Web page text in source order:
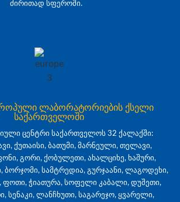
ძირითად სფეროში.
ლაბორატორიების ქსელი
საქართველოში
ცენტრი საქართველოს 32 ქალაქში:
ქუთაისი, ბათუმი, მარნეული, თელავი,
გორი, ქობულეთი, ახალციხე, ხაშური,
ბორჯომი, სამტრედია, გურჯაანი, ლაგოდეხი,
ფოთი, ჭიათურა, სოფელი კაბალი, დუშეთი,
სენაკი, ლანჩხუთი, საგარეჯო, ყვარელი,